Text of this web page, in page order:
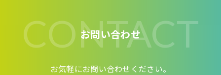
CONTACT
お問い合わせ
お気軽にお問い合わせください。